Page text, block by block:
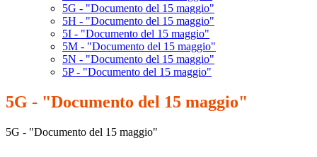
5G - "Documento del 15 maggio"
5H - "Documento del 15 maggio"
5I - "Documento del 15 maggio"
5M - "Documento del 15 maggio"
5N - "Documento del 15 maggio"
5P - "Documento del 15 maggio"
5G - "Documento del 15 maggio"
5G - "Documento del 15 maggio"